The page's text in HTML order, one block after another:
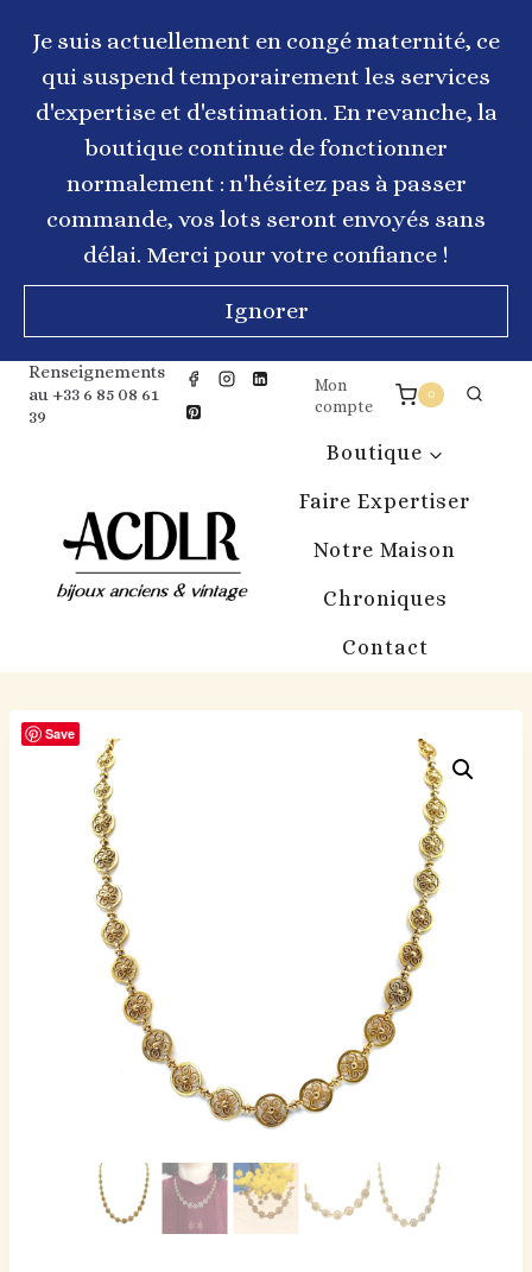
contenuJe suis actuellement en congé maternité, ce
qui suspend temporairement les services
d'expertise et d'estimation. En revanche, la
boutique continue de fonctionner
normalement : n'hésitez pas à passer
commande, vos lots seront envoyés sans
délai. Merci pour votre confiance !
Ignorer
Renseignements
au +33 6 85 08 61
39
Mon
compte
0
Boutique
Faire Expertiser
Notre Maison
Chroniques
Contact
Save